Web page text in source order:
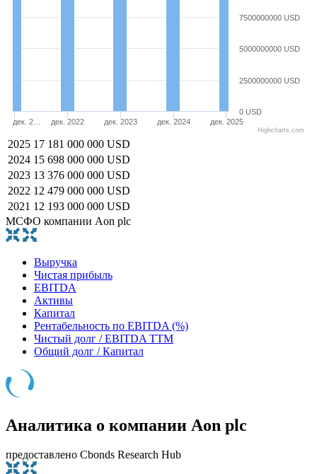
дек. 2… дек. 2022 дек. 2023 дек. 2024 дек. 2025
0 USD
2500000000 USD
5000000000 USD
7500000000 USD
Highcharts.com
2025 17 181 000 000 USD
2024 15 698 000 000 USD
2023 13 376 000 000 USD
2022 12 479 000 000 USD
2021 12 193 000 000 USD
МСФО компании Aon plc
Выручка
Чистая прибыль
EBITDA
Активы
Капитал
Рентабельность по EBITDA (%)
Чистый долг / EBITDA TTM
Общий долг / Капитал
Аналитика о компании Aon plc
предоставлено Cbonds Research Hub